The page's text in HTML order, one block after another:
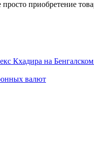
приобретение
Кхадира на Бенгалском
валют